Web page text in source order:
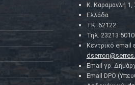
Κ. Καραμανλή
Ελλάδα
ΤΚ: 62122
Τηλ. 23213
Κεντρικό email
Email γρ.
Email DPO